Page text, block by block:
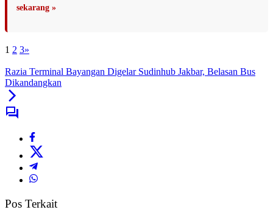
sekarang »
1 2 3»
Razia Terminal Bayangan Digelar Sudinhub Jakbar, Belasan Bus
Dikandangkan
Pos Terkait